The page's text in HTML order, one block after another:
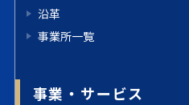
沿革
事業所一覧
事業・サービス